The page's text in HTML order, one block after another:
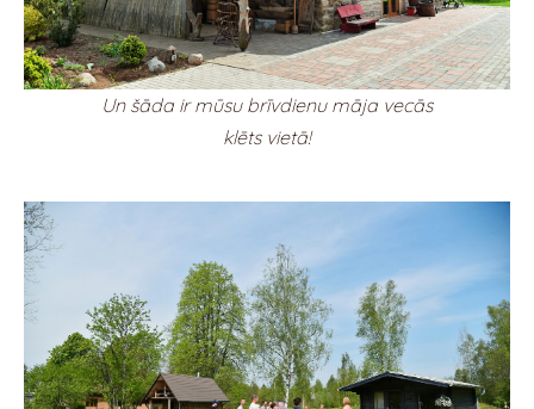
Un šāda ir mūsu brīvdienu māja vecās
klēts vietā!